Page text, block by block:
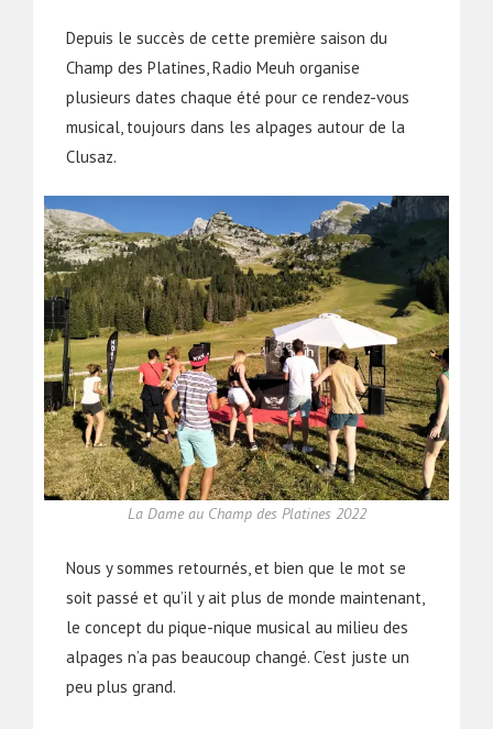
Depuis le succès de cette première saison du
Champ des Platines, Radio Meuh organise
plusieurs dates chaque été pour ce rendez-vous
musical, toujours dans les alpages autour de la
Clusaz.
La Dame au Champ des Platines 2022
Nous y sommes retournés, et bien que le mot se
soit passé et qu’il y ait plus de monde maintenant,
le concept du pique-nique musical au milieu des
alpages n’a pas beaucoup changé. C’est juste un
peu plus grand.